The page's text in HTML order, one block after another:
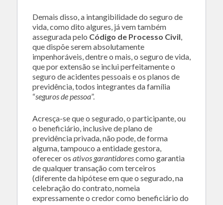
Demais disso, a intangibilidade do seguro de
vida, como dito algures, já vem também
assegurada pelo Código de Processo Civil,
que dispõe serem absolutamente
impenhoráveis, dentre o mais, o seguro de vida,
que por extensão se inclui perfeitamente o
seguro de acidentes pessoais e os planos de
previdência, todos integrantes da família
“seguros de pessoa”.
Acresça-se que o segurado, o participante, ou
o beneficiário, inclusive de plano de
previdência privada, não pode, de forma
alguma, tampouco a entidade gestora,
oferecer os ativos garantidorescomo garantia
de qualquer transação com terceiros
(diferente da hipótese em que o segurado, na
celebração do contrato, nomeia
expressamente o credor como beneficiário do